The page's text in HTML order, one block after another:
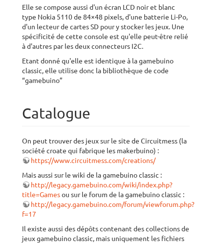
Elle se compose aussi d'un écran LCD noir et blanc
type Nokia 5110 de 84×48 pixels, d'une batterie Li-Po,
d'un lecteur de cartes SD pour y stocker les jeux. Une
spécificité de cette console est qu'elle peut-être relié
à d'autres par les deux connecteurs I2C.
Etant donné qu'elle est identique à la gamebuino
classic, elle utilise donc la bibliothèque de code
“gamebuino”
Catalogue
On peut trouver des jeux sur le site de Circuitmess (la
société croate qui fabrique les makerbuino) :
https://www.circuitmess.com/creations/
Mais aussi sur le wiki de la gamebuino classic :
http://legacy.gamebuino.com/wiki/index.php?
title=Gamesou sur le forum de la gamebuino classic :
http://legacy.gamebuino.com/forum/viewforum.php?
f=17
Il existe aussi des dépôts contenant des collections de
jeux gamebuino classic, mais uniquement les fichiers